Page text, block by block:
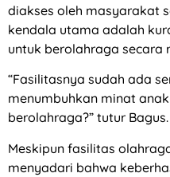
diakses oleh masyarakat
kendala utama adalah
untuk berolahraga secara
“Fasilitasnya sudah ada
menumbuhkan minat
berolahraga?” tutur Bagus.
Meskipun fasilitas
menyadari bahwa